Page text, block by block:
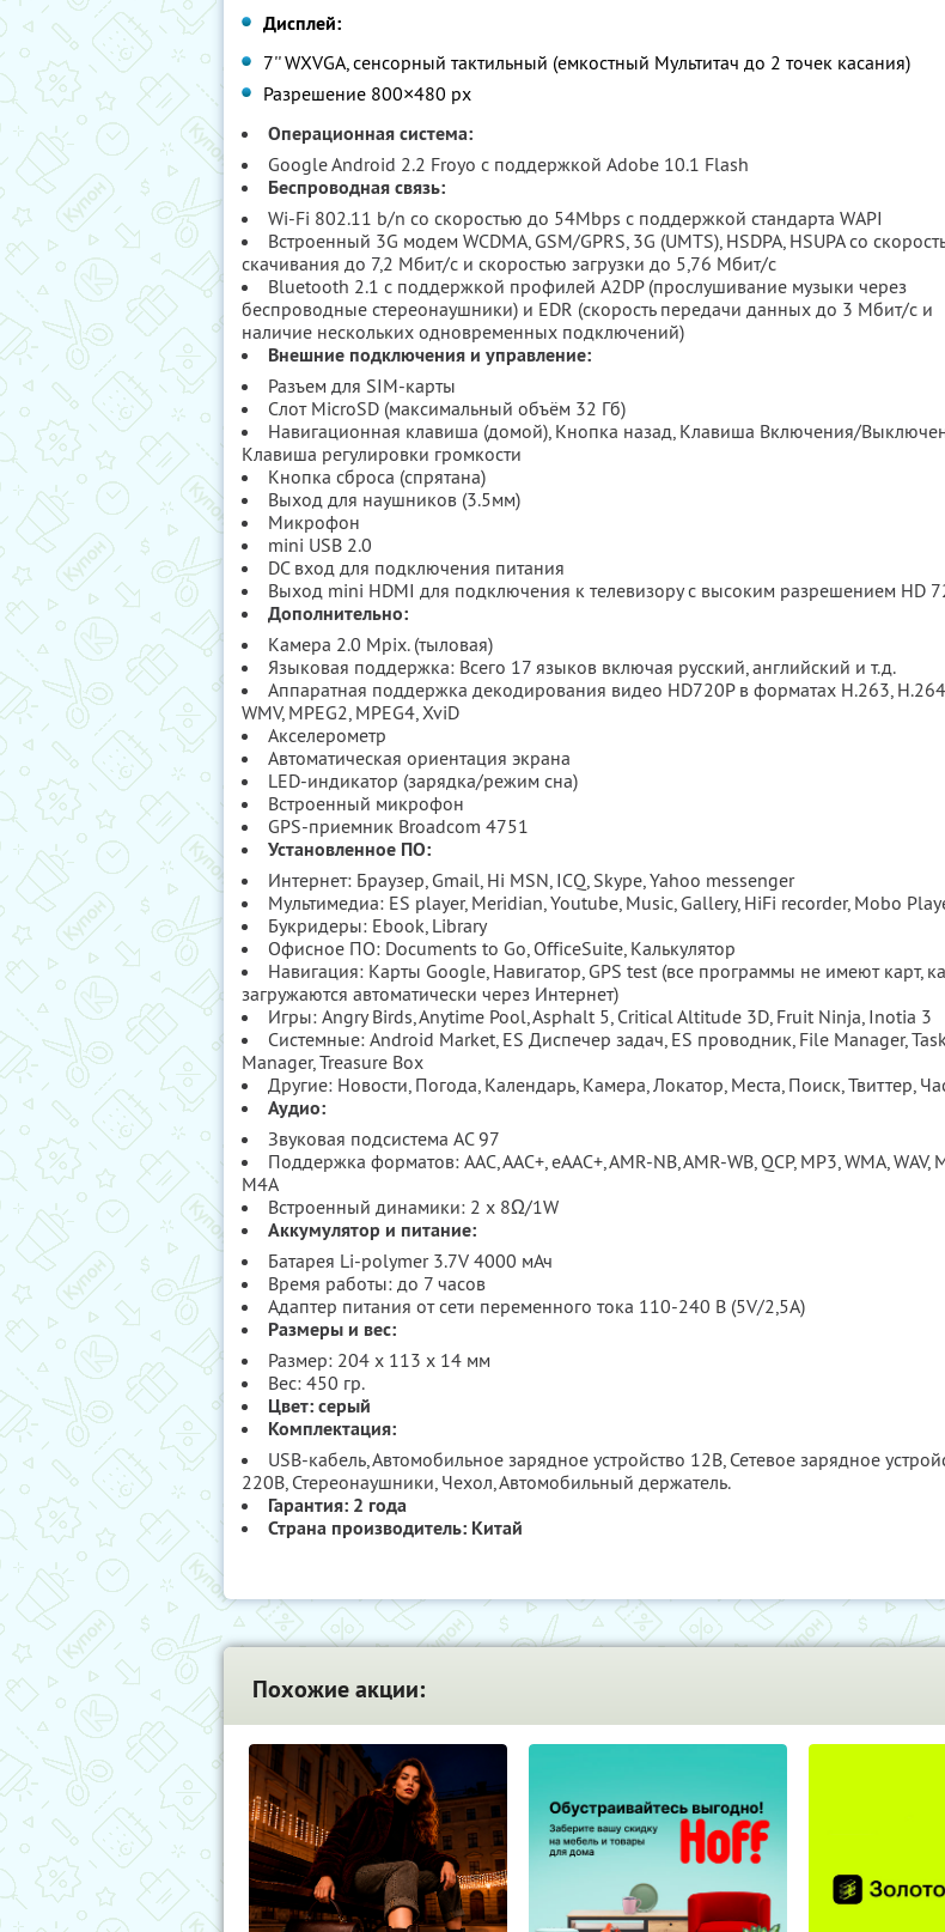
Дисплей:
7'' WXVGA, сенсорный тактильный (емкостный Мультитач до 2 точек касания)
Разрешение 800×480 px
Операционная система:
Google Android 2.2 Froyo с поддержкой Adobe 10.1 Flash
Беспроводная связь:
Wi-Fi 802.11 b/n со скоростью до 54Mbps с поддержкой стандарта WAPI
Встроенный 3G модем WCDMA, GSM/GPRS, 3G (UMTS), HSDPA, HSUPA со
скачивания до 7,2 Мбит/с и скоростью загрузки до 5,76 Мбит/с
Bluetooth 2.1 с поддержкой профилей A2DP (прослушивание музыки через
беспроводные стереонаушники) и EDR (скорость передачи данных до 3 Мбит/с и
наличие нескольких одновременных подключений)
Внешние подключения и управление:
Разъем для SIM-карты
Слот MicroSD (максимальный объём 32 Гб)
Навигационная клавиша (домой), Кнопка назад, Клавиша Включения/
Клавиша регулировки громкости
Кнопка сброса (спрятана)
Выход для наушников (3.5мм)
Микрофон
mini USB 2.0
DC вход для подключения питания
Выход mini HDMI для подключения к телевизору с высоким разрешением HD
Дополнительно:
Камера 2.0 Mpix. (тыловая)
Языковая поддержка: Всего 17 языков включая русский, английский и т.д.
Аппаратная поддержка декодирования видео HD720P в форматах H.263,
WMV, MPEG2, MPEG4, XviD
Акселерометр
Автоматическая ориентация экрана
LED-индикатор (зарядка/режим сна)
Встроенный микрофон
GPS-приемник Broadcom 4751
Установленное ПО:
Интернет: Браузер, Gmail, Hi MSN, ICQ, Skype, Yahoo messenger
Мультимедиа: ES player, Meridian, Youtube, Music, Gallery, HiFi recorder, Mobo
Букридеры: Ebook, Library
Офисное ПО: Documents to Go, OfficeSuite, Калькулятор
Навигация: Карты Google, Навигатор, GPS test (все программы не имеют карт,
загружаются автоматически через Интернет)
Игры: Angry Birds, Anytime Pool, Asphalt 5, Critical Altitude 3D, Fruit Ninja, Inotia 3
Системные: Android Market, ES Диспечер задач, ES проводник, File Manager,
Manager, Treasure Box
Другие: Новости, Погода, Календарь, Камера, Локатор, Места, Поиск, Твиттер,
Аудио:
Звуковая подсистема AC 97
Поддержка форматов: AAC, AAC+, eAAC+, AMR-NB, AMR-WB, QCP, MP3, WMA, WAV,
M4A
Встроенный динамики: 2 x 8Ω/1W
Аккумулятор и питание:
Батарея Li-polymer 3.7V 4000 мАч
Время работы: до 7 часов
Адаптер питания от сети переменного тока 110-240 В (5V/2,5A)
Размеры и вес:
Размер: 204 x 113 x 14 мм
Вес: 450 гр.
Цвет: серый
Комплектация:
USB-кабель, Автомобильное зарядное устройство 12В, Сетевое зарядное
220В, Стереонаушники, Чехол, Автомобильный держатель.
Гарантия: 2 года
Страна производитель: Китай
Похожие акции: